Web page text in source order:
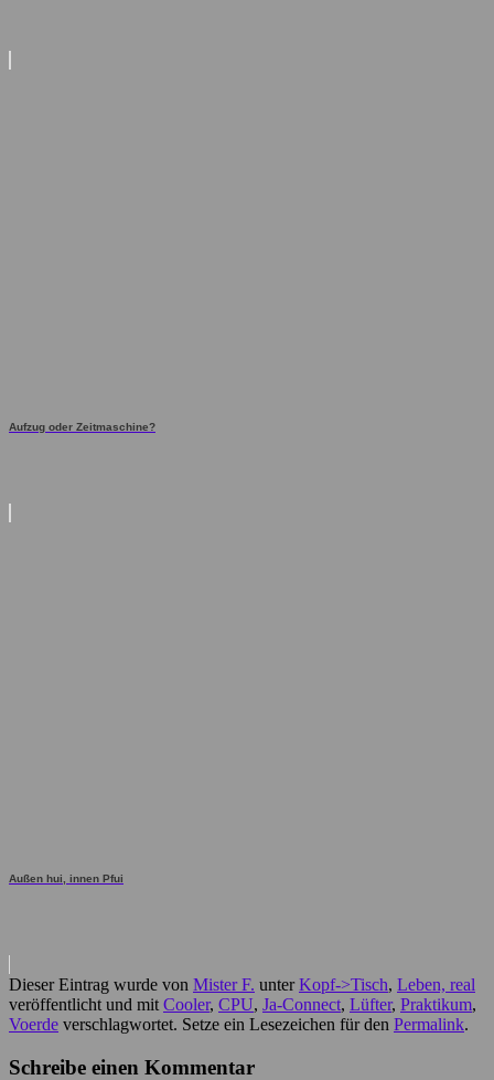
Aufzug oder Zeitmaschine?
Außen hui, innen Pfui
Dieser Eintrag wurde von Mister F. unterKopf->Tisch, Leben, real
veröffentlicht und mit Cooler, CPU, Ja-Connect, Lüfter, Praktikum,
Voerde verschlagwortet. Setze ein Lesezeichen für den Permalink.
Schreibe einen Kommentar